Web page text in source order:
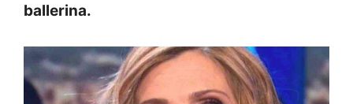
ballerina.